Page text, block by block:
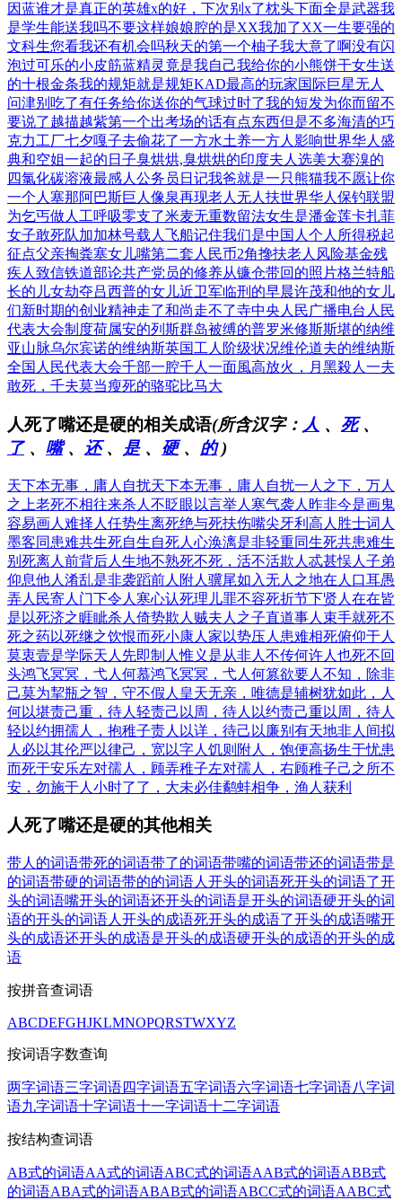
因蓝谁才是真正的英雄x的好，下次别x了枕头下面全是武器我
是学生能送我吗不要这样娘娘腔的是XX我加了XX一生要强的
文科生您看我还有机会吗秋天的第一个柚子我大意了啊没有闪
泡过可乐的小皮筋蓝精灵竟是我自己我给你的小熊饼干女生送
的十根金条我的规矩就是规矩KAD最高的玩家国际巨星无人
问津别吃了有任务给你送你的气球过时了我的短发为你而留不
要说了越描越紫第一个出考场的话有点东西但是不多海清的巧
克力工厂七夕嘎子去偷花了一方水土养一方人 影响世界华人盛
典和空姐一起的日子臭烘烘,臭烘烘的印度夫人选美大赛溴的
四氯化碳溶液最感人公务员日记我爸就是一只熊猫我不愿让你
一个人 塞那阿巴斯巨人像泉再现老人无人扶世界华人保钓联盟
为乞丐做人工呼吸零支了米麦无重数留法女生是潘金莲卡扎菲
女子敢死队加加林号载人飞船记住我们是中国人 个人所得税起
征点父亲掏粪塞女儿嘴第二套人民币2角搀扶老人风险基金残
疾人致信铁道部论共产党员的修养从镰仓带回的照片格兰特船
长的儿女劫夺吕西普的女儿近卫军临刑的早晨许茂和他的女儿
们新时期的创业精神走了和尚走不了寺中央人民广播电台 人民
代表大会制度荷属安的列斯群岛被缚的普罗米修斯斯堪的纳维
亚山脉乌尔宾诺的维纳斯英国工人阶级状况维伦道夫的维纳斯
全国人民代表大会千部一腔千人一面風高放火，月黑殺人 一夫
敢死，千夫莫当瘦死的骆驼比马大
人死了嘴还是硬的相关成语(所含汉字： 人 、 死、
了、 嘴、 还、 是、 硬、 的)
天下本无事，庸人自扰天下本无事，庸人自扰一人之下，万人
之上老死不相往来杀人不眨眼 以言举人 寒气袭人 昨非今是画鬼
容易画人难择人任势生离死绝与死扶伤嘴尖牙利 高人胜士词人
墨客同患难共生死自生自死人心涣漓是非轻重同生死共患难生
别死离人前背后人生地不熟死不死，活不活欺人忒甚悮人子弟
仰息他人 淆乱是非袭蹈前人 附人骥尾如入无人之地在人口耳愚
弄人民寄人门下令人寒心认死理儿罪不容死折节下贤人 在在皆
是 以死济之睚眦杀人 倚势欺人 贼夫人之子直道事人 束手就死不
死之药以死继之饮恨而死小康人家 以势压人 患难相死俯仰于人
莫衷壹是学际天人 先即制人惟义是从非人不传何许人也死不回
头鸿飞冥冥，弋人何慕鸿飞冥冥，弋人何篡欲要人不知，除非
己莫为挈瓶之智，守不假人 皇天无亲，唯德是辅树犹如此，人
何以堪责己重，待人轻责己以周，待人以约责己重以周，待人
轻以约拥孺人，抱稚子责人以详，待己以廉别有天地非人间拟
人必以其伦严以律己，宽以字人 饥则附人，饱便高扬生于忧患
而死于安乐左对孺人，顾弄稚子左对孺人，右顾稚子己之所不
安，勿施于人 小时了了，大未必佳鹬蚌相争，渔人获利
人死了嘴还是硬的其他相关
带人的词语带死的词语带了的词语带嘴的词语带还的词语带是
的词语带硬的词语带的的词语人开头的词语死开头的词语了开
头的词语嘴开头的词语还开头的词语是开头的词语硬开头的词
语的开头的词语人开头的成语死开头的成语了开头的成语嘴开
头的成语还开头的成语是开头的成语硬开头的成语的开头的成
语
按拼音查词语
ABCDEFGHJKLMNOPQRSTWXYZ
按词语字数查询
两字词语三字词语四字词语五字词语六字词语七字词语八字词
语九字词语十字词语十一字词语十二字词语
按结构查词语
AB式的词语AA式的词语ABC式的词语AAB式的词语ABB式
的词语ABA式的词语ABAB式的词语ABCC式的词语AABC式